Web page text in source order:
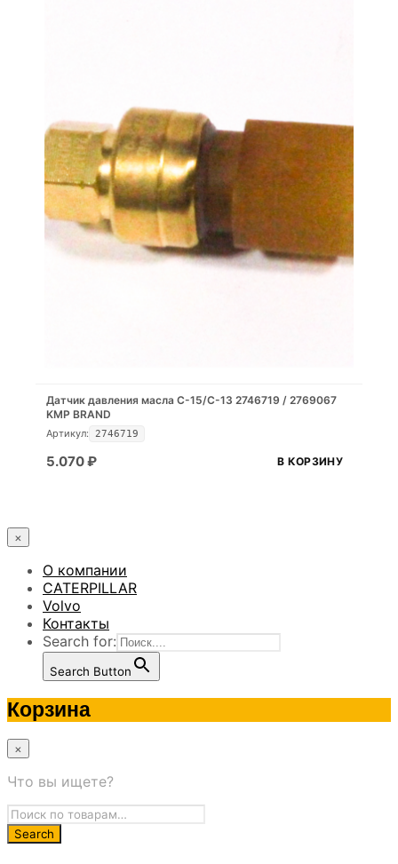
Датчик давления масла C-15/C-13 2746719 / 2769067
KMP BRAND
Артикул: 2746719
5.070₽ В КОРЗИНУ
×
О компании
CATERPILLAR
Volvo
Контакты
Search for:
Search Button
Корзина
×
Что вы ищете?